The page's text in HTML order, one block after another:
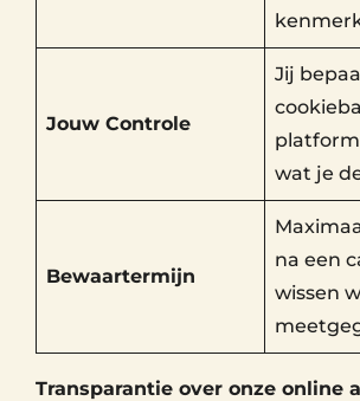
Jouw Controle
Jij
wat je
Bewaartermijn
na een
wissen
Transparantie over onze online